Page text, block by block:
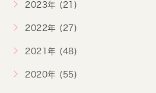
2023年 (21)
2022年 (27)
2021年 (48)
2020年 (55)